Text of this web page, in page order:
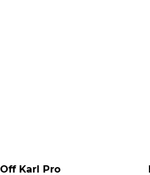
Karl Pro